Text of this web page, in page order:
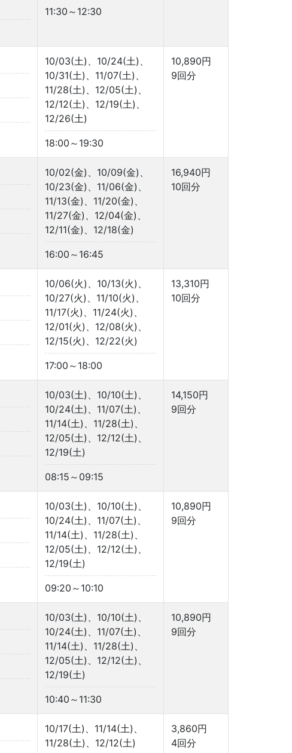
11:30～12:30
10/03(土)、10/24(土)、
10/31(土)、11/07(土)、
11/28(土)、12/05(土)、
12/12(土)、12/19(土)、
12/26(土)
18:00～19:30
10,890円
9回分
10/02(金)、10/09(金)、
10/23(金)、11/06(金)、
11/13(金)、11/20(金)、
11/27(金)、12/04(金)、
12/11(金)、12/18(金)
16:00～16:45
16,940円
10回分
10/06(火)、10/13(火)、
10/27(火)、11/10(火)、
11/17(火)、11/24(火)、
12/01(火)、12/08(火)、
12/15(火)、12/22(火)
17:00～18:00
13,310円
10回分
10/03(土)、10/10(土)、
10/24(土)、11/07(土)、
11/14(土)、11/28(土)、
12/05(土)、12/12(土)、
12/19(土)
08:15～09:15
14,150円
9回分
10/03(土)、10/10(土)、
10/24(土)、11/07(土)、
11/14(土)、11/28(土)、
12/05(土)、12/12(土)、
12/19(土)
09:20～10:10
10,890円
9回分
10/03(土)、10/10(土)、
10/24(土)、11/07(土)、
11/14(土)、11/28(土)、
12/05(土)、12/12(土)、
12/19(土)
10:40～11:30
10,890円
9回分
10/17(土)、11/14(土)、
11/28(土)、12/12(土)
3,860円
4回分